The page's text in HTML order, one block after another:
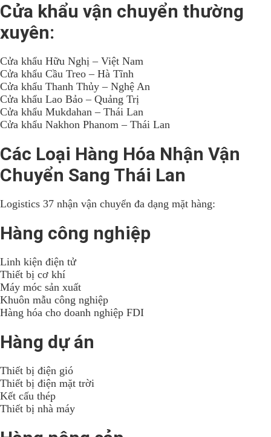
Cửa khẩu vận chuyển thường
xuyên:
Cửa khẩu Hữu Nghị – Việt Nam
Cửa khẩu Cầu Treo – Hà Tĩnh
Cửa khẩu Thanh Thủy – Nghệ An
Cửa khẩu Lao Bảo – Quảng Trị
Cửa khẩu Mukdahan – Thái Lan
Cửa khẩu Nakhon Phanom – Thái Lan
Các Loại Hàng Hóa Nhận Vận
Chuyển Sang Thái Lan
Logistics 37 nhận vận chuyển đa dạng mặt hàng:
Hàng công nghiệp
Linh kiện điện tử
Thiết bị cơ khí
Máy móc sản xuất
Khuôn mẫu công nghiệp
Hàng hóa cho doanh nghiệp FDI
Hàng dự án
Thiết bị điện gió
Thiết bị điện mặt trời
Kết cấu thép
Thiết bị nhà máy